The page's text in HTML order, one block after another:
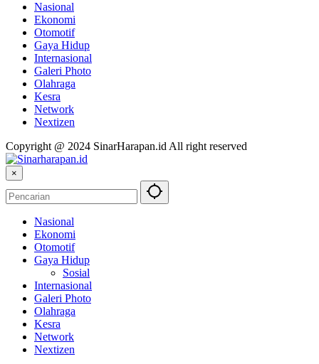
Nasional
Ekonomi
Otomotif
Gaya Hidup
Internasional
Galeri Photo
Olahraga
Kesra
Network
Nextizen
Copyright @ 2024 SinarHarapan.id All right reserved
×
Nasional
Ekonomi
Otomotif
Gaya Hidup
Sosial
Internasional
Galeri Photo
Olahraga
Kesra
Network
Nextizen